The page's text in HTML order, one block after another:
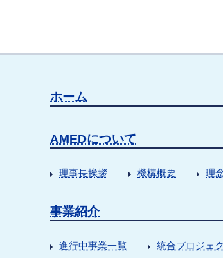
ホーム
AMEDについて
理事長挨拶 機構概要 理
事業紹介
進行中事業一覧 統合プロジェ